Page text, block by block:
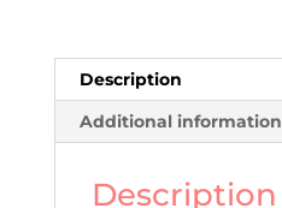
Description
Additional information
Description